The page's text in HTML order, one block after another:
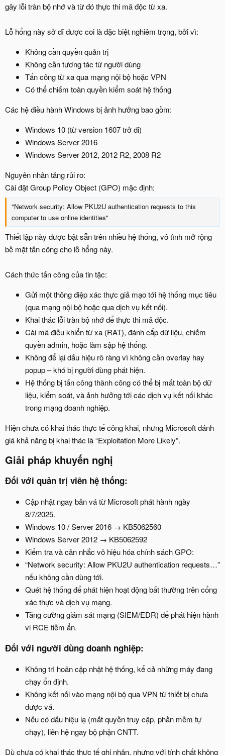
gây lỗi tràn bộ nhớ và từ đó thực thi mã độc từ xa.
Lỗ hổng này sở dĩ được coi là đặc biệt nghiêm trọng, bởi vì:
Không cần quyền quản trị
Không cần tương tác từ người dùng
Tấn công từ xa qua mạng nội bộ hoặc VPN
Có thể chiếm toàn quyền kiểm soát hệ thống
Các hệ điều hành Windows bị ảnh hưởng bao gồm:
Windows 10 (từ version 1607 trở đi)
Windows Server 2016
Windows Server 2012, 2012 R2, 2008 R2
Nguyên nhân tăng rủi ro:
Cài đặt Group Policy Object (GPO) mặc định:
"Network security: Allow PKU2U authentication requests to this
computer to use online identities"
Thiết lập này được bật sẵn trên nhiều hệ thống, vô tình mở rộng
bề mặt tấn công cho lỗ hổng này.
Cách thức tấn công của tin tặc:
Gửi một thông điệp xác thực giả mạo tới hệ thống mục tiêu
(qua mạng nội bộ hoặc qua dịch vụ kết nối).
Khai thác lỗi tràn bộ nhớ để thực thi mã độc.
Cài mã điều khiển từ xa (RAT), đánh cắp dữ liệu, chiếm
quyền admin, hoặc làm sập hệ thống.
Không để lại dấu hiệu rõ ràng vì không cần overlay hay
popup – khó bị người dùng phát hiện.
Hệ thống bị tấn công thành công có thể bị mất toàn bộ dữ
liệu, kiểm soát, và ảnh hưởng tới các dịch vụ kết nối khác
trong mạng doanh nghiệp.
Hiện chưa có khai thác thực tế công khai, nhưng Microsoft đánh
giá khả năng bị khai thác là “Exploitation More Likely”.
Giải pháp khuyến nghị​
Đối với quản trị viên hệ thống:​
Cập nhật ngay bản vá từ Microsoft phát hành ngày
8/7/2025.
Windows 10 / Server 2016 → KB5062560
Windows Server 2012 → KB5062592
Kiểm tra và cân nhắc vô hiệu hóa chính sách GPO:
“Network security: Allow PKU2U authentication requests…”
nếu không cần dùng tới.
Quét hệ thống để phát hiện hoạt động bất thường trên cổng
xác thực và dịch vụ mạng.
Tăng cường giám sát mạng (SIEM/EDR) để phát hiện hành
vi RCE tiềm ẩn.
Đối với người dùng doanh nghiệp:​
Không trì hoãn cập nhật hệ thống, kể cả những máy đang
chạy ổn định.
Không kết nối vào mạng nội bộ qua VPN từ thiết bị chưa
được vá.
Nếu có dấu hiệu lạ (mất quyền truy cập, phần mềm tự
chạy), liên hệ ngay bộ phận CNTT.
Dù chưa có khai thác thực tế ghi nhận, nhưng với tính chất không